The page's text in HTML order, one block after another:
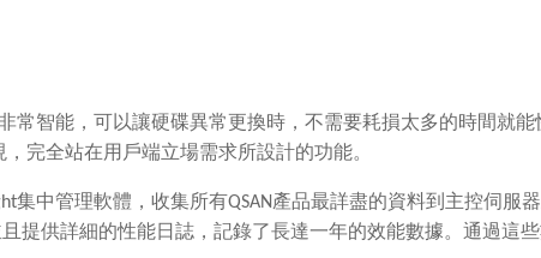
常智能，可以讓硬碟異常更換時，不需要耗損太多的時間就能
完全站在用戶端立場需求所設計的功能。
集中管理軟體，收集所有QSAN產品最詳盡的資料到主控伺服
且提供詳細的性能日誌，記錄了長達一年的效能數據。通過這